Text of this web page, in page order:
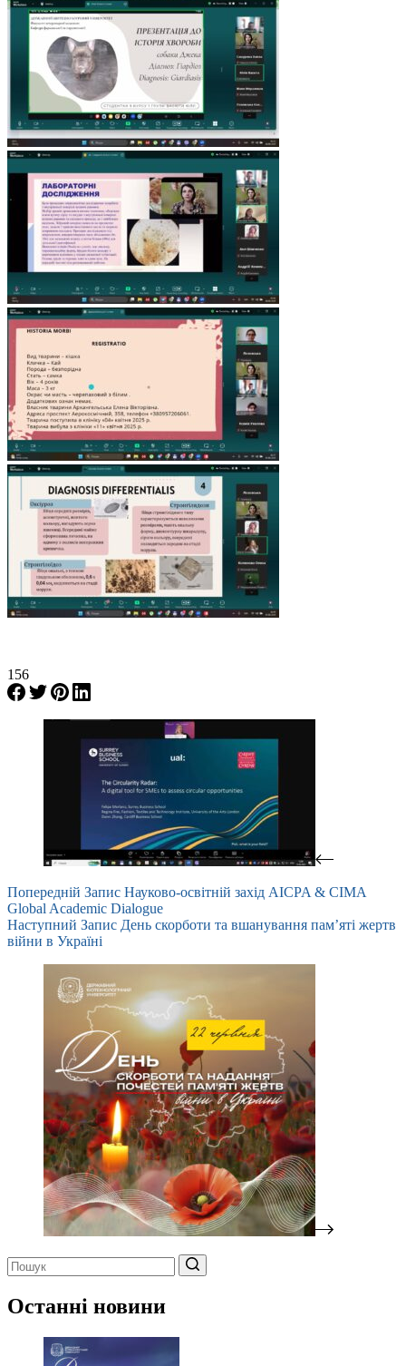
156
Попередній Запис Науково-освітній захід AICPA & CIMA
Global Academic Dialogue
Наступний Запис День скорботи та вшанування пам’яті жертв
війни в Україні
результатів
Останні новини